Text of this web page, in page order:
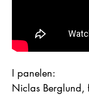
I panelen:
Niclas Berglund,